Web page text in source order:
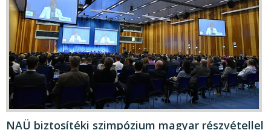
NAÜ biztosítéki szimpózium magyar részvétellel